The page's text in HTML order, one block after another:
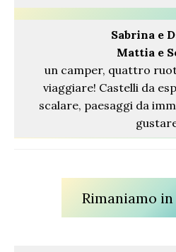
Sabrina e
Mattia e
un camper, quattro
viaggiare! Castelli da
scalare, paesaggi da
Rimaniamo